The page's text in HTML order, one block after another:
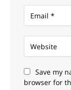
Save my
browser for